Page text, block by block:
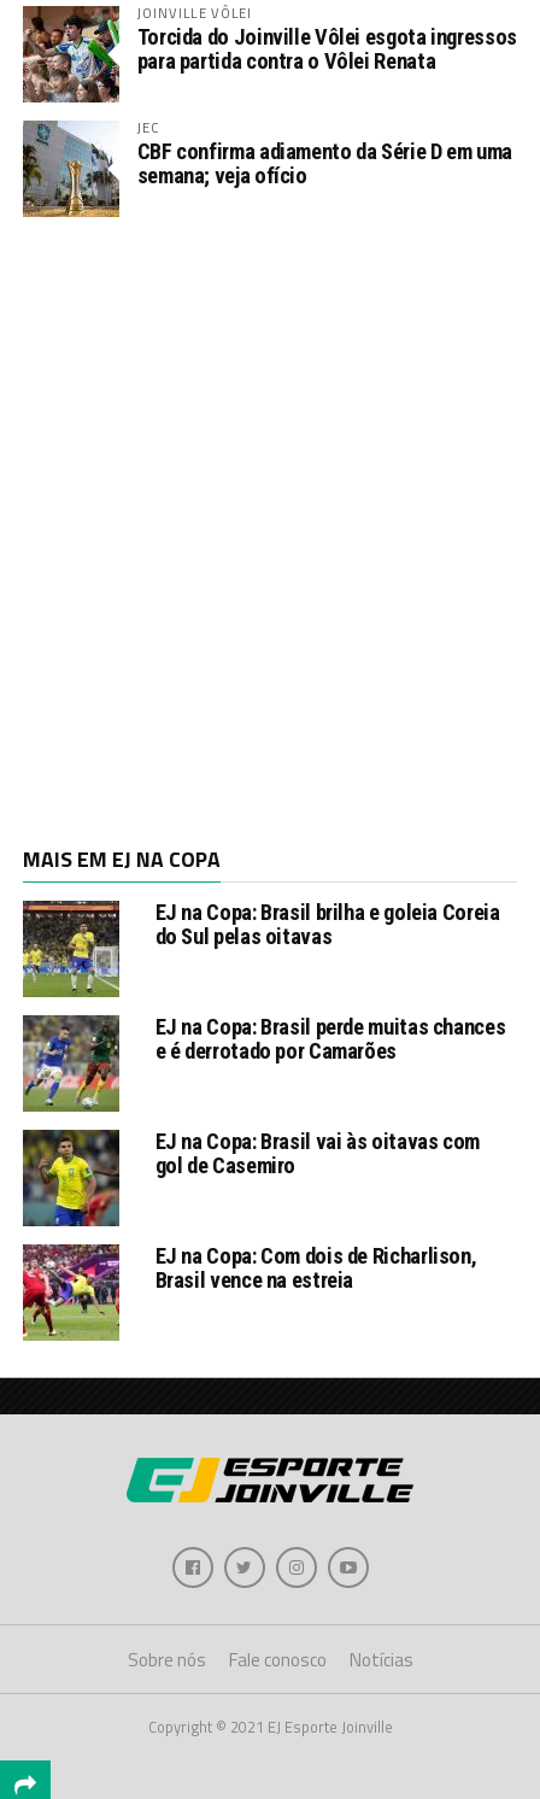
JOINVILLE VÔLEI
Torcida do Joinville Vôlei esgota ingressos
para partida contra o Vôlei Renata
JEC
CBF confirma adiamento da Série D em uma
semana; veja ofício
MAIS EM EJ NA COPA
EJ na Copa: Brasil brilha e goleia Coreia
do Sul pelas oitavas
EJ na Copa: Brasil perde muitas chances
e é derrotado por Camarões
EJ na Copa: Brasil vai às oitavas com
gol de Casemiro
EJ na Copa: Com dois de Richarlison,
Brasil vence na estreia
Sobre nós Fale conosco Notícias
Copyright © 2021 EJ Esporte Joinville